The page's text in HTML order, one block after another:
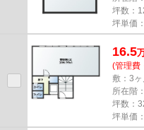
坪数：
坪単価：
16.5
(管理費
敷：3
所在階
坪数：
坪単価：